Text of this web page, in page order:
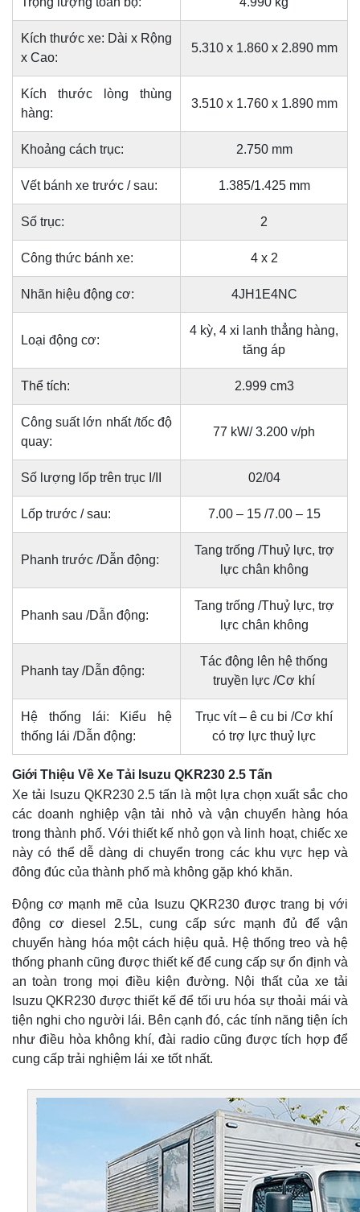
Kích thước xe: Dài x Rộng
x Cao:
5.310 x 1.860 x 2.890 mm
Kích thước lòng thùng
hàng:
3.510 x 1.760 x 1.890 mm
Khoảng cách trục: 2.750 mm
Vết bánh xe trước / sau: 1.385/1.425 mm
Số trục: 2
Công thức bánh xe: 4 x 2
Nhãn hiệu động cơ: 4JH1E4NC
Loại động cơ:
4 kỳ, 4 xi lanh thẳng hàng,
tăng áp
Thể tích: 2.999 cm3
Công suất lớn nhất /tốc độ
quay:
77 kW/ 3.200 v/ph
Số lượng lốp trên trục I/II 02/04
Lốp trước / sau: 7.00 – 15 /7.00 – 15
Phanh trước /Dẫn động:
Tang trống /Thuỷ lực, trợ
lực chân không
Phanh sau /Dẫn động:
Tang trống /Thuỷ lực, trợ
lực chân không
Phanh tay /Dẫn động:
Tác động lên hệ thống
truyền lực /Cơ khí
Hệ thống lái: Kiểu hệ
thống lái /Dẫn động:
Trục vít – ê cu bi /Cơ khí
có trợ lực thuỷ lực
Giới Thiệu Về Xe Tải Isuzu QKR230 2.5 Tấn
Xe tải Isuzu QKR230 2.5 tấn là một lựa chọn xuất sắc cho
các doanh nghiệp vận tải nhỏ và vận chuyển hàng hóa
trong thành phố. Với thiết kế nhỏ gọn và linh hoạt, chiếc xe
này có thể dễ dàng di chuyển trong các khu vực hẹp và
đông đúc của thành phố mà không gặp khó khăn.
Động cơ mạnh mẽ của Isuzu QKR230 được trang bị với
động cơ diesel 2.5L, cung cấp sức mạnh đủ để vận
chuyển hàng hóa một cách hiệu quả. Hệ thống treo và hệ
thống phanh cũng được thiết kế để cung cấp sự ổn định và
an toàn trong mọi điều kiện đường. Nội thất của xe tải
Isuzu QKR230 được thiết kế để tối ưu hóa sự thoải mái và
tiện nghi cho người lái. Bên cạnh đó, các tính năng tiện ích
như điều hòa không khí, đài radio cũng được tích hợp để
cung cấp trải nghiệm lái xe tốt nhất.